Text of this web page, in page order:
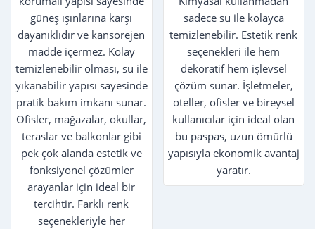
güneş ışınlarına karşı
dayanıklıdır ve kansorejen
madde içermez. Kolay
temizlenebilir olması, su ile
yıkanabilir yapısı sayesinde
pratik bakım imkanı sunar.
Ofisler, mağazalar, okullar,
teraslar ve balkonlar gibi
pek çok alanda estetik ve
fonksiyonel çözümler
arayanlar için ideal bir
tercihtir. Farklı renk
seçenekleriyle her
sadece su ile kolayca
temizlenebilir. Estetik renk
seçenekleri ile hem
dekoratif hem işlevsel
çözüm sunar. İşletmeler,
oteller, ofisler ve bireysel
kullanıcılar için ideal olan
bu paspas, uzun ömürlü
yapısıyla ekonomik avantaj
yaratır.